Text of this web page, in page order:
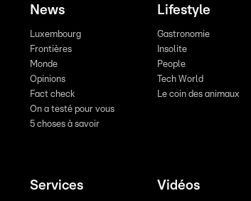
News
Luxembourg
Frontières
Monde
Opinions
Fact check
On a testé pour vous
5 choses à savoir
Lifestyle
Gastronomie
Insolite
People
Tech World
Le coin des animaux
Services Vidéos